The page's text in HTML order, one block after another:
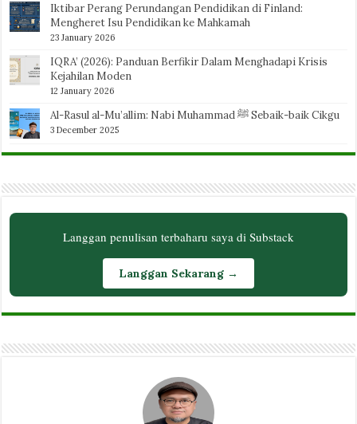
Iktibar Perang Perundangan Pendidikan di Finland:
Mengheret Isu Pendidikan ke Mahkamah
23 January 2026
IQRA’ (2026): Panduan Berfikir Dalam Menghadapi Krisis
Kejahilan Moden
12 January 2026
Al-Rasul al-Mu’allim: Nabi Muhammad ﷺ Sebaik-baik Cikgu
3 December 2025
Langgan penulisan terbaharu saya di Substack
Langgan Sekarang →